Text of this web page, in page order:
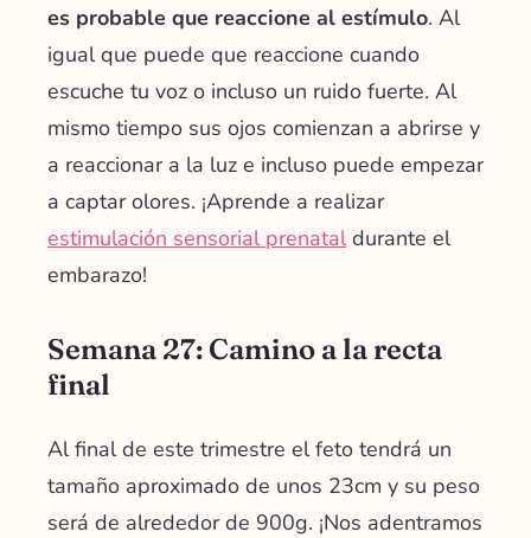
es probable que reaccione al estímulo. Al
igual que puede que reaccione cuando
escuche tu voz o incluso un ruido fuerte. Al
mismo tiempo sus ojos comienzan a abrirse y
a reaccionar a la luz e incluso puede empezar
a captar olores. ¡Aprende a realizar
estimulación sensorial prenataldurante el
embarazo!
Semana 27: Camino a la recta
final
Al final de este trimestre el feto tendrá un
tamaño aproximado de unos 23cm y su peso
será de alrededor de 900g. ¡Nos adentramos